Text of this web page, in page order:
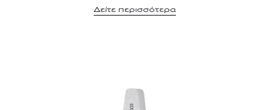
Δείτε περισσότερα